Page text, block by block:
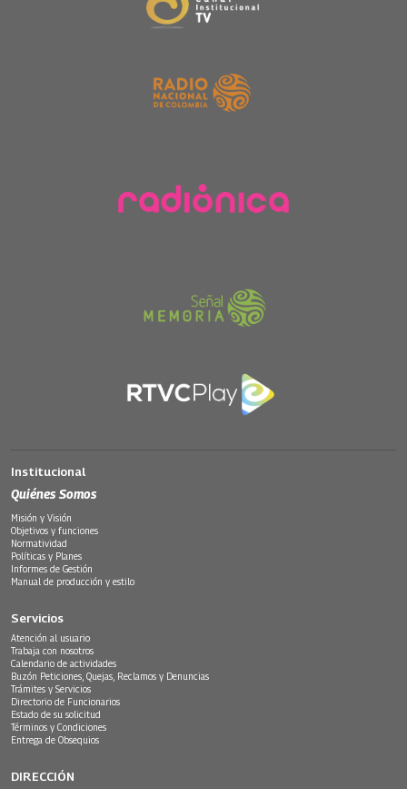
Institucional
Quiénes Somos
Misión y Visión
Objetivos y funciones
Normatividad
Políticas y Planes
Informes de Gestión
Manual de producción y estilo
Servicios
Atención al usuario
Trabaja con nosotros
Calendario de actividades
Buzón Peticiones, Quejas, Reclamos y Denuncias
Trámites y Servicios
Directorio de Funcionarios
Estado de su solicitud
Términos y Condiciones
Entrega de Obsequios
DIRECCIÓN